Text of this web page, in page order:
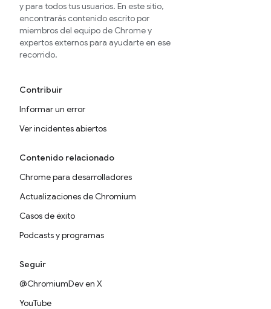
y para todos tus usuarios. En este sitio,
encontrarás contenido escrito por
miembros del equipo de Chrome y
expertos externos para ayudarte en ese
recorrido.
Contribuir
Informar un error
Ver incidentes abiertos
Contenido relacionado
Chrome para desarrolladores
Actualizaciones de Chromium
Casos de éxito
Podcasts y programas
Seguir
@ChromiumDev en X
YouTube